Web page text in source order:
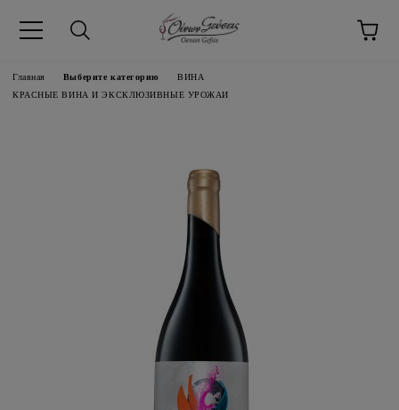
Язык
Главная Выберите категорию
ВИНA
КРАСНЫЕ ВИНА И ЭКСКЛЮЗИВНЫЕ УРОЖАИ